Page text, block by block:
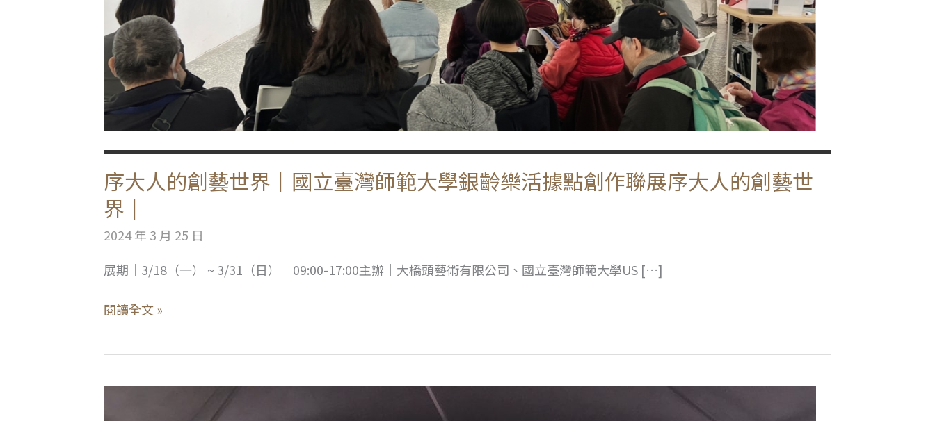
序大人的創藝世界｜國立臺灣師範大學銀齡樂活據點創作聯展序大人的創藝世
界｜
2024 年 3 月 25 日
展期｜3/18（一） ~ 3/31（日） 09:00-17:00主辦｜大橋頭藝術有限公司、國立臺灣師範大學US […]
序
人
創
閱讀全文 »